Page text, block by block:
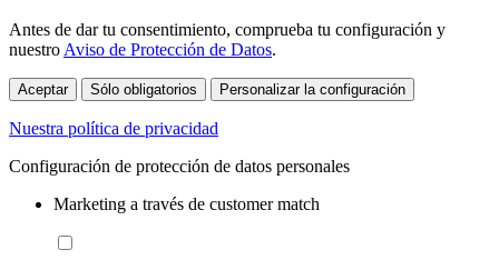
Antes de dar tu consentimiento, comprueba tu configuración y
nuestro Aviso de Protección de Datos.
Aceptar Sólo obligatorios Personalizar la configuración
Nuestra política de privacidad
Configuración de protección de datos personales
Marketing a través de customer match